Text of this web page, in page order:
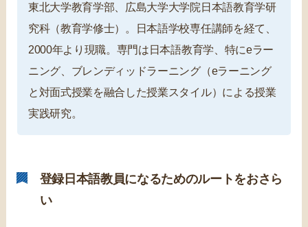
東北大学教育学部、広島大学大学院日本語教育学研
究科（教育学修士）。日本語学校専任講師を経て、
2000年より現職。専門は日本語教育学、特にeラー
ニング、ブレンディッドラーニング（eラーニング
と対面式授業を融合した授業スタイル）による授業
実践研究。
登録日本語教員になるためのルートをおさら
い